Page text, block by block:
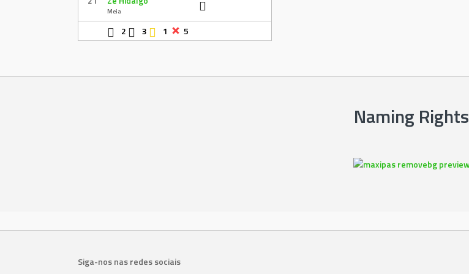
Meia
2 3 1 5
Naming Rights
Siga-nos nas redes sociais